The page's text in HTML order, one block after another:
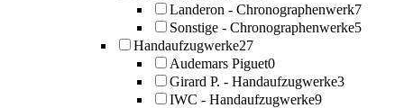
Landeron - Chronographenwerk7
Sonstige - Chronographenwerke5
Handaufzugwerke27
Audemars Piguet0
Girard P. - Handaufzugwerke3
IWC - Handaufzugwerke9